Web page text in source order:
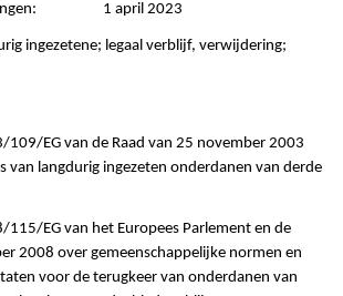
1 april 2023
ingezetene; legaal verblijf, verwijdering;
EG van de Raad van 25 november 2003
van langdurig ingezeten onderdanen van derde
EG van het Europees Parlement en de
2008 over gemeenschappelijke normen en
voor de terugkeer van onderdanen van